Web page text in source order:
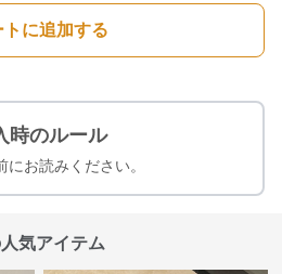
トに追加する
時のルール
にお読みください。
気アイテム